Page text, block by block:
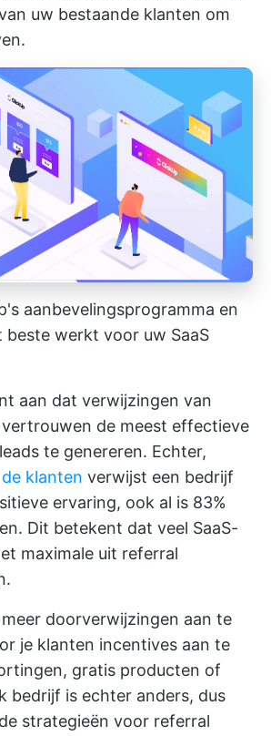
uw bestaande klanten om
aanbevelingsprogramma en
beste werkt voor uw SaaS
aan dat verwijzingen van
de meest effectieve
te genereren. Echter,
klanten verwijst een bedrijf
ervaring, ook al is 83%
Dit betekent dat veel SaaS-
maximale uit referral
doorverwijzingen aan te
je klanten incentives aan te
gratis producten of
bedrijf is echter anders, dus
strategieën voor referral